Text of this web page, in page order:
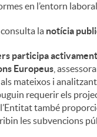
en l’entorn
la notícia
participa
Europeus ,
als mateixos i
requerir els
també
les subvencions